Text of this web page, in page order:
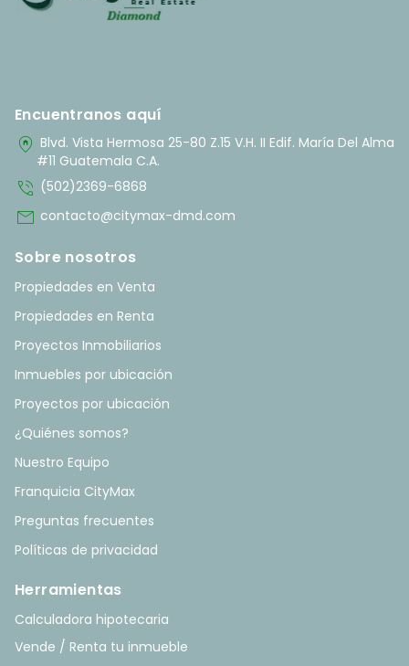
Encuentranos aquí
home_pin Blvd. Vista Hermosa 25-80 Z.15 V.H. II Edif. María Del Alma
#11 Guatemala C.A.
phone_in_talk (502)2369-6868
mail contacto@citymax-dmd.com
Sobre nosotros
Propiedades en Venta
Propiedades en Renta
Proyectos Inmobiliarios
Inmuebles por ubicación
Proyectos por ubicación
¿Quiénes somos?
Nuestro Equipo
Franquicia CityMax
Preguntas frecuentes
Políticas de privacidad
Herramientas
Calculadora hipotecaria
Vende / Renta tu inmueble